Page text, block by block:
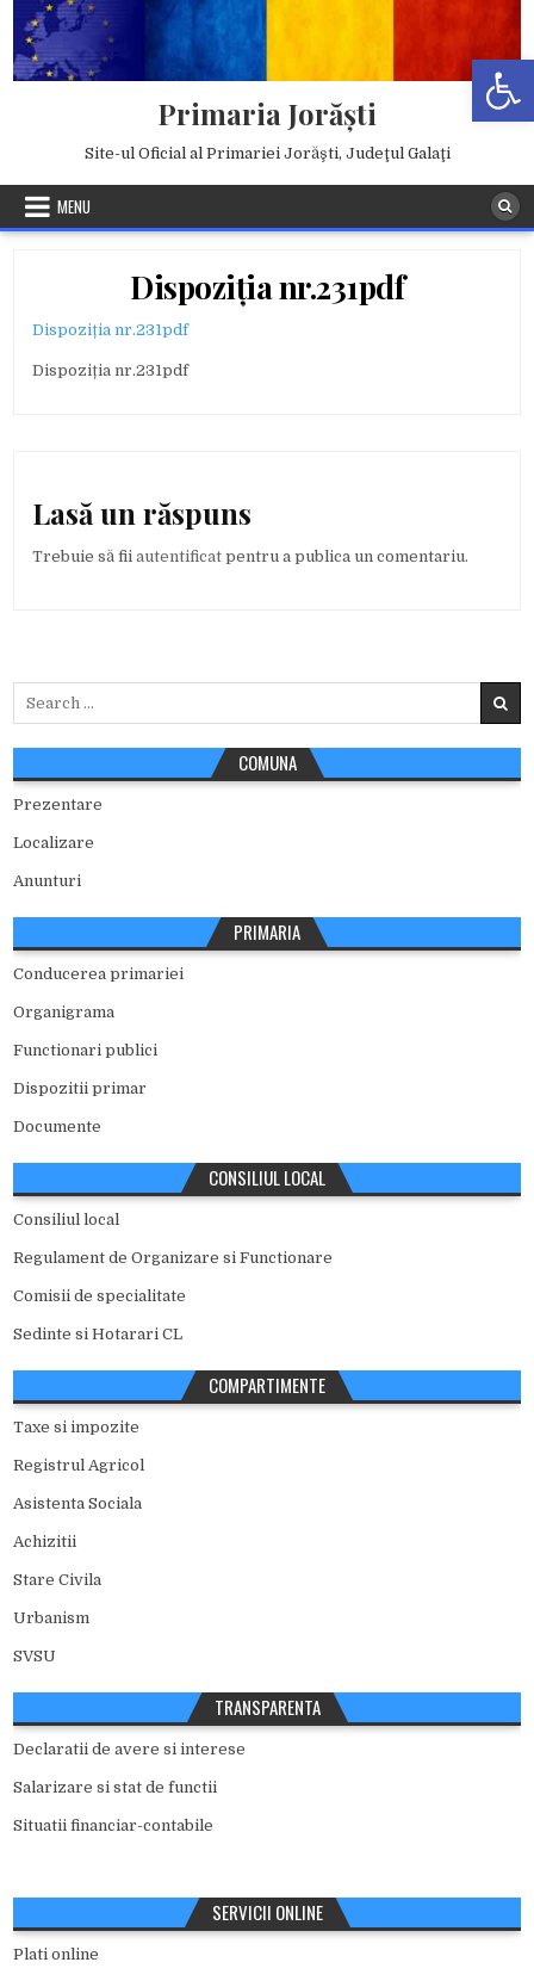
content
Primaria Jorăşti
Site-ul Oficial al Primariei Jorăşti, Judeţul Galaţi
MENU
Dispoziția nr.231pdf
Dispoziția nr.231pdf
Dispoziția nr.231pdf
Lasă un răspuns
Trebuie să fiiautentificat pentru a publica un comentariu.
COMUNA
Prezentare
Localizare
Anunturi
PRIMARIA
Conducerea primariei
Organigrama
Functionari publici
Dispozitii primar
Documente
CONSILIUL LOCAL
Consiliul local
Regulament de Organizare si Functionare
Comisii de specialitate
Sedinte si Hotarari CL
COMPARTIMENTE
Taxe si impozite
Registrul Agricol
Asistenta Sociala
Achizitii
Stare Civila
Urbanism
SVSU
TRANSPARENTA
Declaratii de avere si interese
Salarizare si stat de functii
Situatii financiar-contabile
SERVICII ONLINE
Plati online